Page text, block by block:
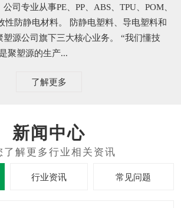
司专业从事PE、PP、ABS、TPU、POM、
性防静电材料。 防静电塑料、导电塑料和
塑源公司旗下三大核心业务。 “我们懂技
聚塑源的生产...
了解更多
新闻中心
行业资讯 常见问题